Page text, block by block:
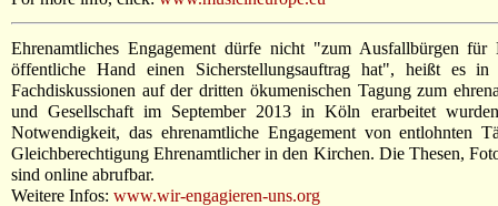
Ehrenamtliches Engagement dürfe nicht "zum Ausfallbürgen
öffentliche Hand einen Sicherstellungsauftrag hat", heißt es
Fachdiskussionen auf der dritten ökumenischen Tagung zum
und Gesellschaft im September 2013 in Köln erarbeitet
Notwendigkeit, das ehrenamtliche Engagement von entlohnten
Gleichberechtigung Ehrenamtlicher in den Kirchen. Die Thesen,
sind online abrufbar.
Weitere Infos: www.wir-engagieren-uns.org